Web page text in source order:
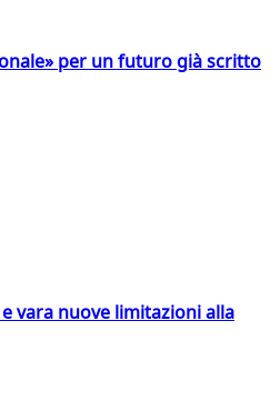
per un futuro già scritto
vara nuove limitazioni alla